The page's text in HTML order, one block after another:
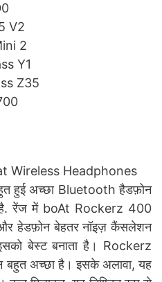
V2
2
Y1
Z35
हुई अच्छा Bluetooth हैडफ़ोन
रेंज में boAt Rockerz 400
हेडफ़ोन बेहतर नॉइज़ कैंसलेशन
बेस्ट बनाता है। Rockerz
अच्छा है। इसके अलावा, यह